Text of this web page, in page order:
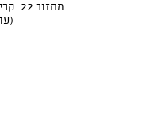
מחזור 22: קריית אתא נגד אליצור נתניה
(עונת